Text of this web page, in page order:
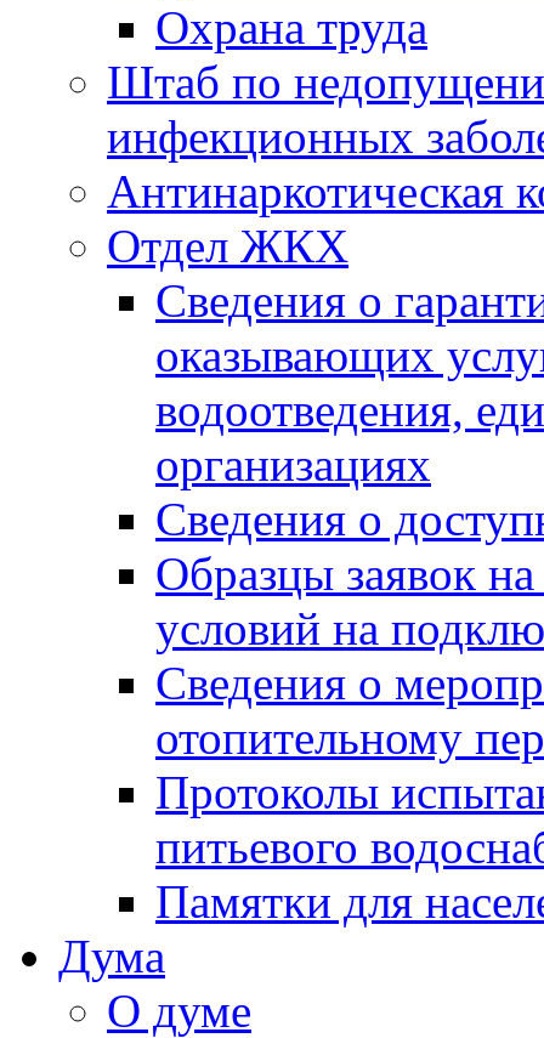
Охрана труда
Штаб по
инфекционных
Антинаркотическая
Отдел ЖКХ
Сведения о
оказывающих
водоотведения,
организациях
Сведения о
Образцы заявок
условий на
Сведения о
отопительному
Протоколы
питьевого
Памятки для
Дума
О думе